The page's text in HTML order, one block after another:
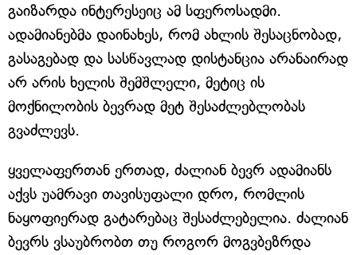
გაიზარდა ინტერესეიც ამ სფეროსადმი.
ადამიანებმა დაინახეს, რომ ახლის შესაცნობად,
გასაგებად და სასწავლად დისტანცია არანაირად
არ არის ხელის შემშლელი, მეტიც ის
მოქნილობის ბევრად მეტ შესაძლებლობას
გვაძლევს.
ყველაფერთან ერთად, ძალიან ბევრ ადამიანს
აქვს უამრავი თავისუფალი დრო, რომლის
ნაყოფიერად გატარებაც შესაძლებელია. ძალიან
ბევრს ვსაუბრობთ თუ როგორ მოგვბეზრდა